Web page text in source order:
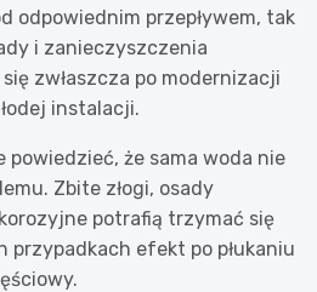
odpowiednim przepływem, tak
i zanieczyszczenia
zwłaszcza po modernizacji
instalacji.
powiedzieć, że sama woda nie
Zbite złogi, osady
potrafią trzymać się
przypadkach efekt po płukaniu